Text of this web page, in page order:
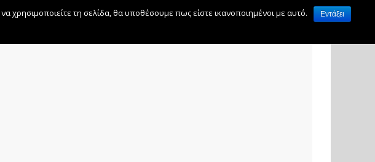
χρησιμοποιείτε τη σελίδα, θα υποθέσουμε πως είστε ικανοποιημένοι με αυτό.
Εντάξει